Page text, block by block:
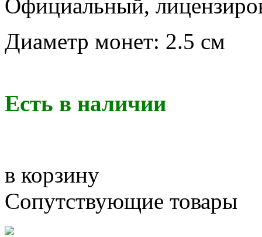
Официальный,
Диаметр монет: 2.5 см
Есть в наличии
в корзину
Сопутствующие товары